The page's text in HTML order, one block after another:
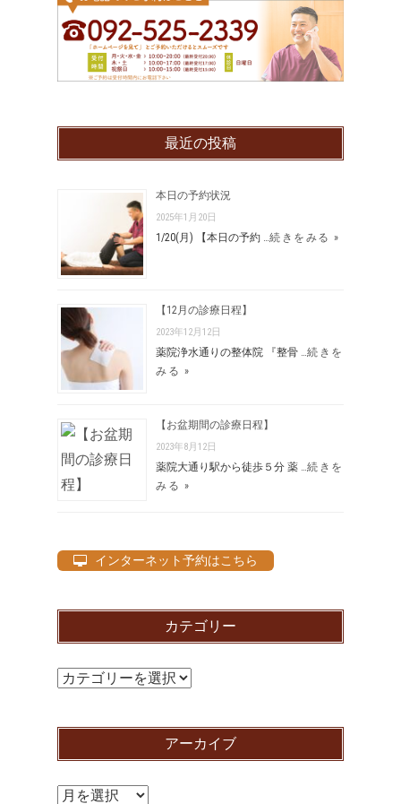
最近の投稿
本日の予約状況
2025年1月20日
1/20(月) 【本日の予約 … 続きをみる »
【12月の診療日程】
2023年12月12日
薬院浄水通りの整体院 『整骨 … 続きを
みる »
【お盆期間の診療日程】
2023年8月12日
薬院大通り駅から徒歩５分 薬 … 続きを
みる »
インターネット予約はこちら
カテゴリー
カ
ゴ
アーカイブ
ア